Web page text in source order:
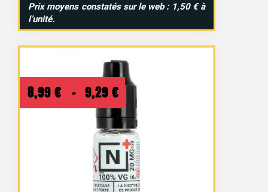
Prix moyens constatés sur le web : 1,50 € à
l’unité.
8,99 € – 9,29 € Plage
de
prix :
8,99 €
à